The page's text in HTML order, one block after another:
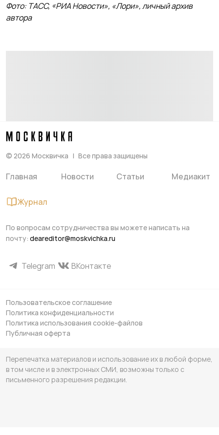
Фото: ТАСС, «РИА Новости», «Лори», личный архив
автора
© 2026 Москвичка Все права защищены
Главная Новости Статьи Медиакит
Журнал
По вопросам сотрудничества вы можете написать на
почту: deareditor@moskvichka.ru
Telegram ВКонтакте
Пользовательское соглашение
Политика конфиденциальности
Политика использования cookie-файлов
Публичная оферта
Перепечатка материалов и использование их в любой форме,
в том числе и в электронных СМИ, возможны только с
письменного разрешения редакции.